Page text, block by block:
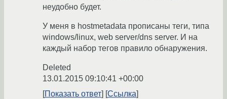
неудобно будет.
У меня в hostmetadata прописаны теги, типа
windows/linux, web server/dns server. И на
каждый набор тегов правило обнаружения.
Deleted
13.01.2015 09:10:41 +00:00
Показать ответ
Ссылка